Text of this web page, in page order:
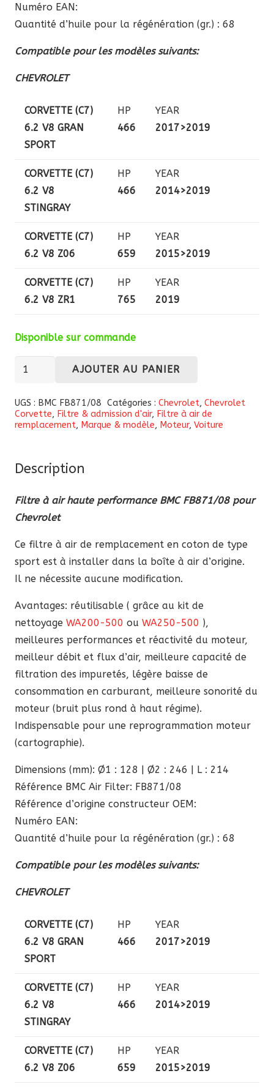
Numéro EAN:
Quantité d’huile pour la régénération (gr.) : 68
Compatible pour les modèles suivants:
CHEVROLET
CORVETTE (C7)
6.2 V8 GRAN
SPORT
HP
466
YEAR
2017>2019
CORVETTE (C7)
6.2 V8
STINGRAY
HP
466
YEAR
2014>2019
CORVETTE (C7)
6.2 V8 Z06
HP
659
YEAR
2015>2019
CORVETTE (C7)
6.2 V8 ZR1
HP
765
YEAR
2019
Disponible sur commande
quantité
Filtre
à
performance
FB871/08
pour
AJOUTER AU PANIER
UGS : BMC FB871/08 Catégories : Chevrolet, Chevrolet
Corvette, Filtre & admission d'air, Filtre à air de
remplacement, Marque & modèle, Moteur, Voiture
Description
Filtre à air haute performance BMC FB871/08 pour
Chevrolet
Ce filtre à air de remplacement en coton de type
sport est à installer dans la boîte à air d’origine.
Il ne nécessite aucune modification.
Avantages: réutilisable ( grâce au kit de
nettoyage WA200-500 ou WA250-500 ),
meilleures performances et réactivité du moteur,
meilleur débit et flux d’air, meilleure capacité de
filtration des impuretés, légère baisse de
consommation en carburant, meilleure sonorité du
moteur (bruit plus rond à haut régime).
Indispensable pour une reprogrammation moteur
(cartographie).
Dimensions (mm): Ø1 : 128 | Ø2 : 246 | L : 214
Référence BMC Air Filter: FB871/08
Référence d’origine constructeur OEM:
Numéro EAN:
Quantité d’huile pour la régénération (gr.) : 68
Compatible pour les modèles suivants:
CHEVROLET
CORVETTE (C7)
6.2 V8 GRAN
SPORT
HP
466
YEAR
2017>2019
CORVETTE (C7)
6.2 V8
STINGRAY
HP
466
YEAR
2014>2019
CORVETTE (C7)
6.2 V8 Z06
HP
659
YEAR
2015>2019